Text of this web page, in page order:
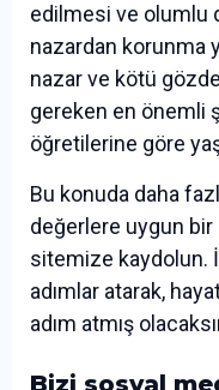
edilmesi ve olumlu
nazardan korunma
nazar ve kötü
gereken en önemli
öğretilerine göre
Bu konuda daha
değerlere uygun
sitemize kaydolun.
adımlar atarak,
adım atmış
Bizi sosyal